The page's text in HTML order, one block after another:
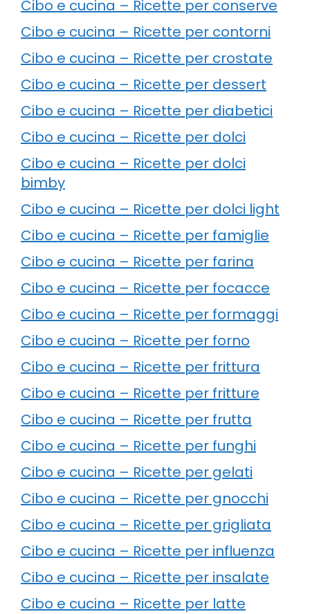
Cibo e cucina – Ricette per conserve
Cibo e cucina – Ricette per contorni
Cibo e cucina – Ricette per crostate
Cibo e cucina – Ricette per dessert
Cibo e cucina – Ricette per diabetici
Cibo e cucina – Ricette per dolci
Cibo e cucina – Ricette per dolci
bimby
Cibo e cucina – Ricette per dolci light
Cibo e cucina – Ricette per famiglie
Cibo e cucina – Ricette per farina
Cibo e cucina – Ricette per focacce
Cibo e cucina – Ricette per formaggi
Cibo e cucina – Ricette per forno
Cibo e cucina – Ricette per frittura
Cibo e cucina – Ricette per fritture
Cibo e cucina – Ricette per frutta
Cibo e cucina – Ricette per funghi
Cibo e cucina – Ricette per gelati
Cibo e cucina – Ricette per gnocchi
Cibo e cucina – Ricette per grigliata
Cibo e cucina – Ricette per influenza
Cibo e cucina – Ricette per insalate
Cibo e cucina – Ricette per latte